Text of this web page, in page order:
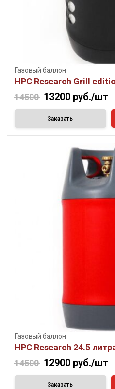
Газовый баллон
HPC Research Grill
14500 13200 руб./шт
Заказать
Газовый баллон
HPC Research 24.5
14500 12900 руб./шт
Заказать